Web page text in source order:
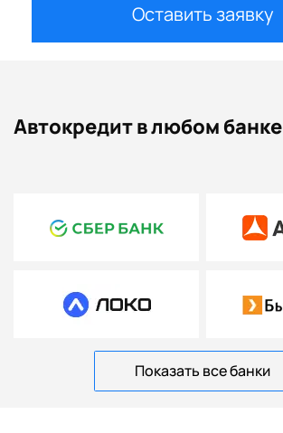
Оставить заявку
Автокредит в любом банке
Показать все банки